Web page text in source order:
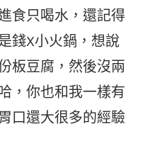
食只喝水，還記得
錢X小火鍋，想說
板豆腐，然後沒兩
，你也和我一樣有
口還大很多的經驗